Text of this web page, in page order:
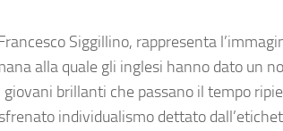
Siggillino, rappresenta
alla quale gli inglesi hanno dato un
brillanti che passano il tempo
individualismo dettato